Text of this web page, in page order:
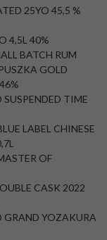
25YO 45,5 %
4,5L 40%
BATCH RUM
GOLD
TIME
LABEL CHINESE
OF
CASK 2022
GRAND YOZAKURA